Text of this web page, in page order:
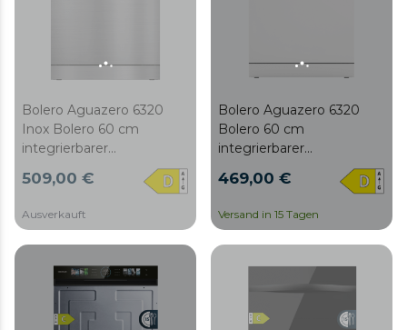
Bolero Aguazero 6320
Inox Bolero 60 cm
integrierbarer
Geschirrspüler dark mit 15
Maßgedecken, Klasse D,
FullColor-Display, Smart
Wash, UV-Licht, Turbo
Dry+, AutoClean, Halbe
Beladung, Delay Start,
Kindersicherung und
dritter Korb
509,00 €
Ausverkauft
Bolero Aguazero 6320
Bolero 60 cm
integrierbarer
Geschirrspüler Weiß mit 15
Maßgedecken, Klasse D,
FullColor-Display, Smart
Wash, UV-Licht, Turbo
Dry+, AutoClean, Halbe
Beladung, Delay Start,
dritter Korb
469,00 €
Versand in 15 Tagen